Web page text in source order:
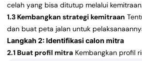
celah yang bisa ditutup melalui kemitraan.
1.3 Kembangkan strategi kemitraan
dan buat peta jalan untuk
Langkah 2: Identifikasi calon mitra
2.1 Buat profil mitra Kembangkan profil